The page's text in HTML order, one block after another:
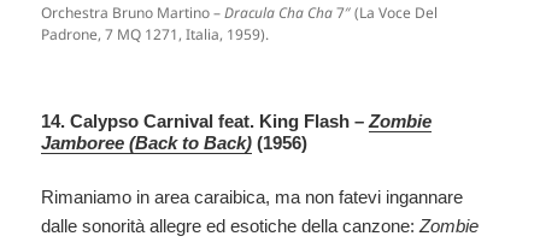
Orchestra Bruno Martino –Dracula Cha Cha7″ (La Voce Del
Padrone, 7 MQ 1271, Italia, 1959).
14. Calypso Carnival feat. King Flash –Zombie
Jamboree (Back to Back) (1956)
Rimaniamo in area caraibica, ma non fatevi ingannare
dalle sonorità allegre ed esotiche della canzone:Zombie